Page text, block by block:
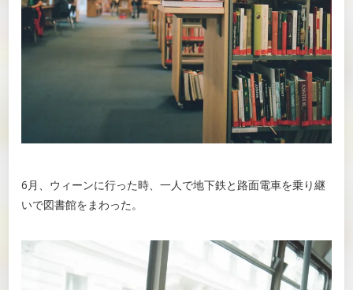
6月、ウィーンに行った時、一人で地下鉄と路面電車を乗り継
いで図書館をまわった。